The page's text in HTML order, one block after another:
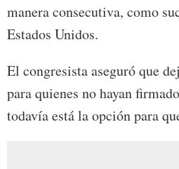
manera consecutiva, como
Estados Unidos.
El congresista aseguró que
para quienes no hayan
todavía está la opción para